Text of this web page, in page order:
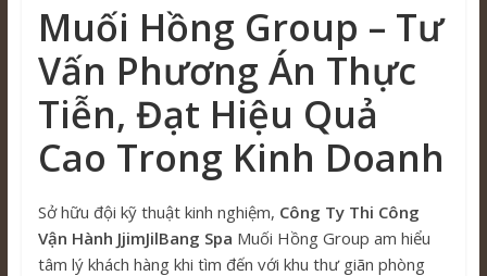
Muối Hồng Group – Tư
Vấn Phương Án Thực
Tiễn, Đạt Hiệu Quả
Cao Trong Kinh Doanh
Sở hữu đội kỹ thuật kinh nghiệm, Công Ty Thi Công
Vận Hành JjimJilBang Spa Muối Hồng Group am hiểu
tâm lý khách hàng khi tìm đến với khu thư giãn phòng